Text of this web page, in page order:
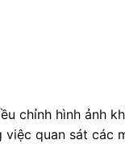
chỉnh hình ảnh
quan sát các